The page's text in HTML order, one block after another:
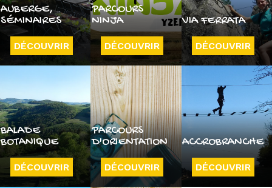
AUBERGE,
SÉMINAIRES
DÉCOUVRIR
PARCOURS
NINJA
DÉCOUVRIR
VIA FERRATA
DÉCOUVRIR
BALADE
BOTANIQUE
DÉCOUVRIR
PARCOURS
D'ORIENTATION
DÉCOUVRIR
ACCROBRANCHE
DÉCOUVRIR